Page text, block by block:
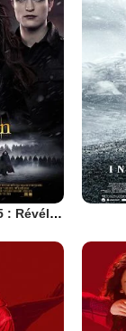
Twilight - Chapitre 5 : Révélation 2e partie